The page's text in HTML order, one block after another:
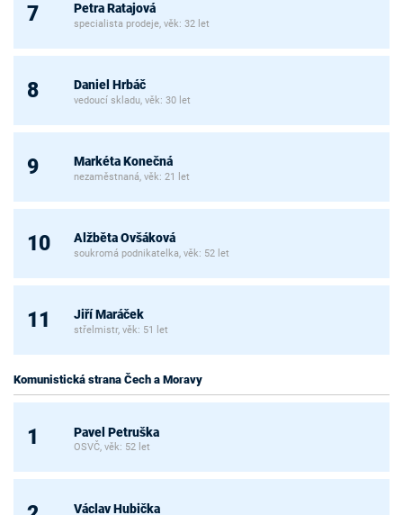
7 Petra Ratajová
specialista prodeje, věk: 32 let
8 Daniel Hrbáč
vedoucí skladu, věk: 30 let
9 Markéta Konečná
nezaměstnaná, věk: 21 let
10 Alžběta Ovšáková
soukromá podnikatelka, věk: 52 let
11 Jiří Maráček
střelmistr, věk: 51 let
Komunistická strana Čech a Moravy
1 Pavel Petruška
OSVČ, věk: 52 let
Václav Hubička